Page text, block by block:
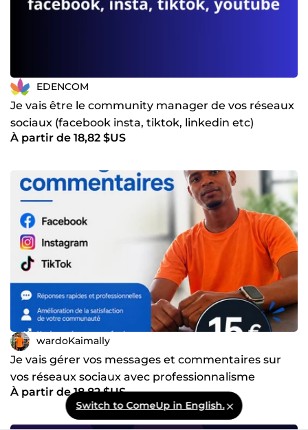
EDENCOM
Je vais être le community manager de vos réseaux
sociaux (facebook insta, tiktok, linkedin etc)
À partir de 18,82 $US
wardoKaimally
Je vais gérer vos messages et commentaires sur
vos réseaux sociaux avec professionnalisme
À partir de 18,82 $US
Switch to ComeUp in English.